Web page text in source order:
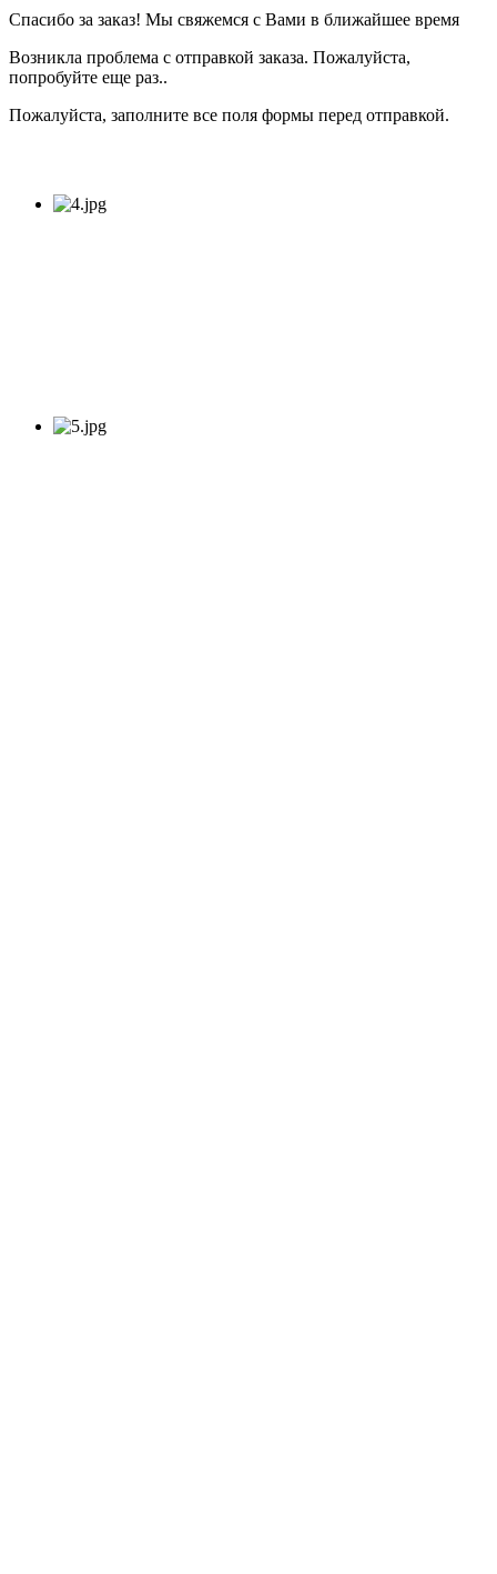
Спасибо за заказ! Мы свяжемся с Вами в ближайшее время
Возникла проблема с отправкой заказа. Пожалуйста,
попробуйте еще раз..
Пожалуйста, заполните все поля формы перед отправкой.